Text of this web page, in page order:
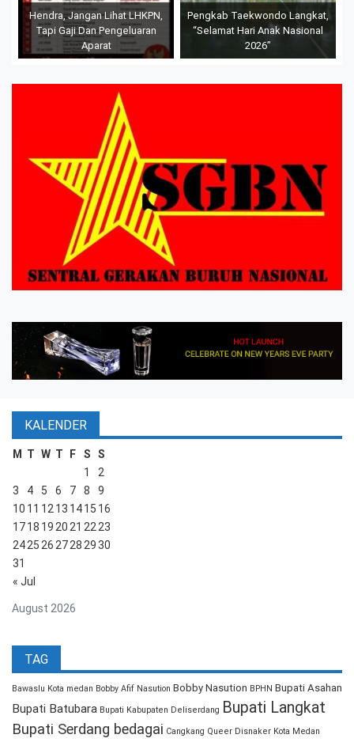
Hendra, Jangan Lihat LHKPN,
Tapi Gaji Dan Pengeluaran
Aparat
Pengkab Taekwondo Langkat,
“Selamat Hari Anak Nasional
2026”
KALENDER
August 2026
M T W T F S S
« Jul
1
2
3
4 5 6 7 8
9
10 11 1213 1415 16
1718 192021 2223
24252627282930
31
TAG
Bawaslu Kota medan Bobby Afif Nasution Bobby Nasution BPHN Bupati Asahan
Bupati Batubara Bupati Kabupaten Deliserdang Bupati Langkat
Bupati Serdang bedagai Cangkang Queer Disnaker Kota Medan